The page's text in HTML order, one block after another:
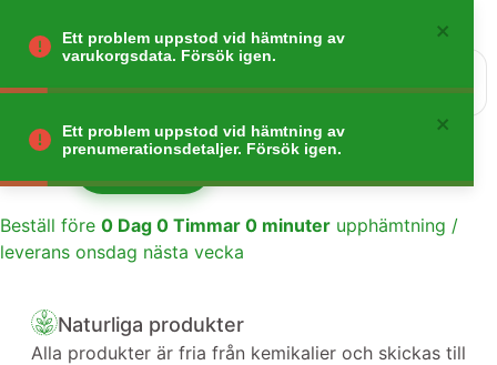
Gå tillbaka
Beställ före 0 Dag 0 Timmar 0 minuter upphämtning /
leverans onsdag nästa vecka
Naturliga produkter
Alla produkter är fria från kemikalier och skickas till
Ett problem uppstod vid hämtning av
varukorgsdata. Försök igen.
Ett problem uppstod vid hämtning av
prenumerationsdetaljer. Försök igen.